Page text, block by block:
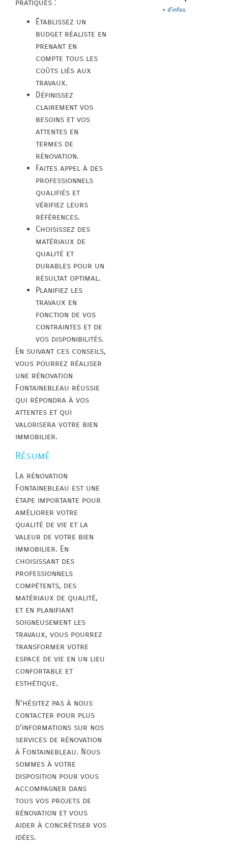
pratiques :
Établissez un
budget réaliste en
prenant en
compte tous les
coûts liés aux
travaux.
Définissez
clairement vos
besoins et vos
attentes en
termes de
rénovation.
Faites appel à des
professionnels
qualifiés et
vérifiez leurs
références.
Choisissez des
matériaux de
qualité et
durables pour un
résultat optimal.
Planifiez les
travaux en
fonction de vos
contraintes et de
vos disponibilités.
En suivant ces conseils,
vous pourrez réaliser
une rénovation
Fontainebleau réussie
qui répondra à vos
attentes et qui
valorisera votre bien
immobilier.
Résumé
La rénovation
Fontainebleau est une
étape importante pour
améliorer votre
qualité de vie et la
valeur de votre bien
immobilier. En
choisissant des
professionnels
compétents, des
matériaux de qualité,
et en planifiant
soigneusement les
travaux, vous pourrez
transformer votre
espace de vie en un lieu
confortable et
esthétique.
N’hésitez pas à nous
contacter pour plus
d’informations sur nos
services de rénovation
à Fontainebleau. Nous
sommes à votre
disposition pour vous
accompagner dans
tous vos projets de
rénovation et vous
aider à concrétiser vos
idées.
+ d'infos